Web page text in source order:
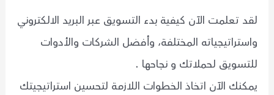
لقد تعلمت الآن كيفية بدء التسويق عبر البريد الالكتروني
واستراتيجياته المختلفة، وأفضل الشركات والأدوات
للتسويق لحملاتك و نجاحها .
يمكنك الآن اتخاذ الخطوات اللازمة لتحسين استراتيجيتك